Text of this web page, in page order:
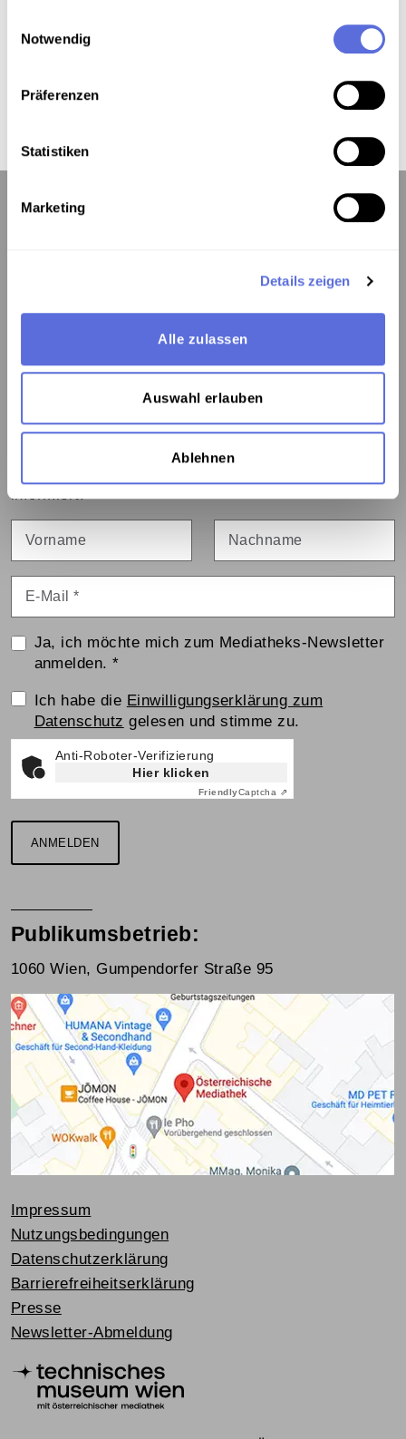
Notwendig
Präferenzen
Statistiken
Marketing
Details zeigen
Alle zulassen
Auswahl erlauben
Ablehnen
1060 Wien, Webgasse 2a
Tel. +43 1 5973669-0
mediathek@mediathek.at
Newsletter:
informiert:
Ja, ich möchte mich zum Mediatheks-Newsletter
anmelden.*
Einwilligungserklärung
Ich habe die Einwilligungserklärung zum
Datenschutz gelesen und stimme zu.
Anti-Roboter-Verifizierung
Hier klicken
FriendlyCaptcha ⇗
ANMELDEN
Publikumsbetrieb:
1060 Wien, Gumpendorfer Straße 95
Impressum
Nutzungsbedingungen
Datenschutzerklärung
Barrierefreiheitserklärung
Presse
Newsletter-Abmeldung